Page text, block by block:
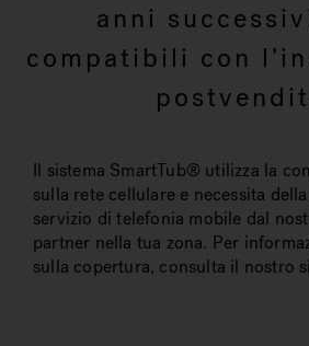
anni
compatibili con
Il sistema SmartTub® utilizza la
sulla rete cellulare e necessita
servizio di telefonia mobile dal
partner nella tua zona. Per
sulla copertura, consulta il nostro